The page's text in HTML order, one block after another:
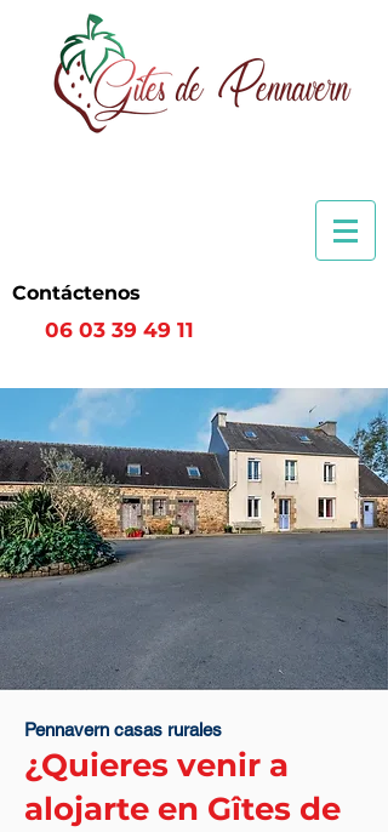
Contáctenos
06 03 39 49 11
Pennavern casas rurales
¿Quieres venir a
alojarte en Gîtes de